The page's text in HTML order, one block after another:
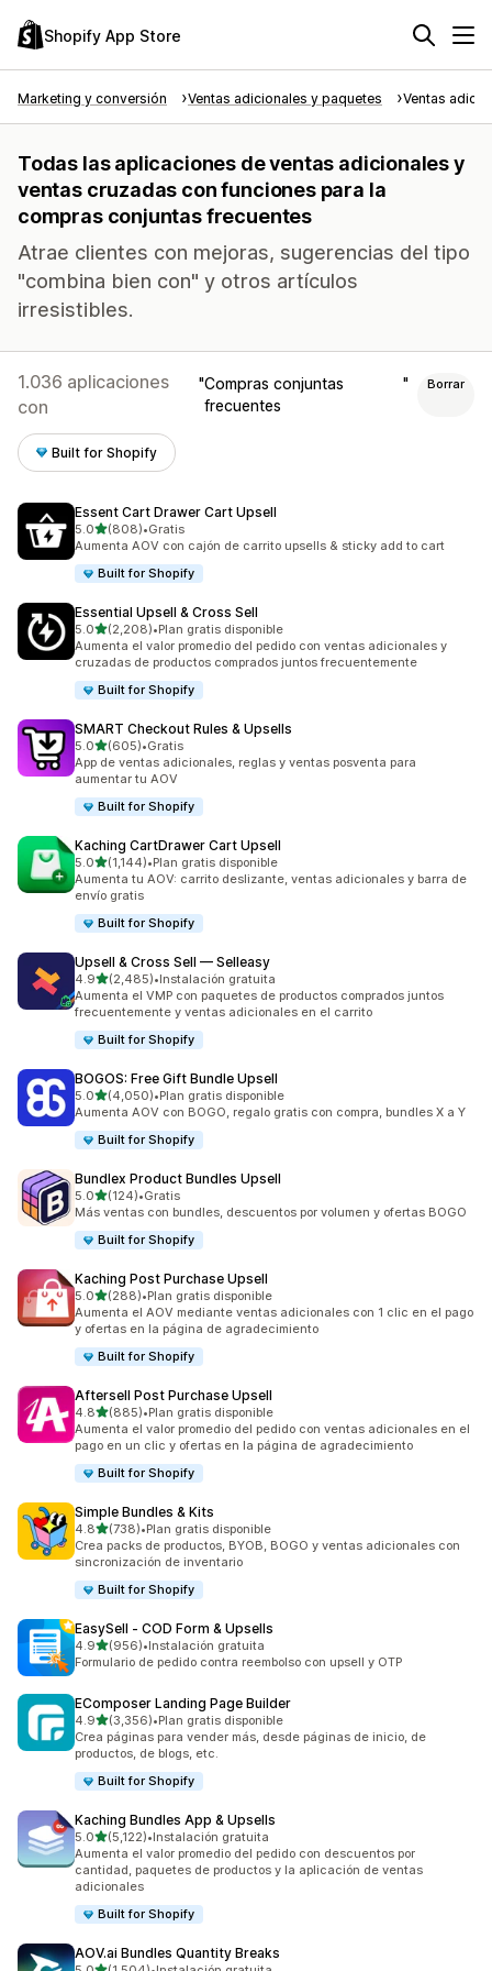
Shopify App Store
Marketing y conversión Ventas adicionales y paquetes Ventas
Todas las aplicaciones de ventas adicionales y
ventas cruzadas con funciones para la
compras conjuntas frecuentes
Atrae clientes con mejoras, sugerencias del tipo
"combina bien con" y otros artículos
irresistibles.
1.036 aplicaciones
con
Compras conjuntas
frecuentes
Borrar
Built for Shopify
Essent Cart Drawer Cart Upsell
5.0de 5 estrellas
(808)
808 reseñas en total
•Gratis
Aumenta AOV con cajón de carrito upsells & sticky add to cart
Built for Shopify
Essential Upsell & Cross Sell
5.0de 5 estrellas
(2,208)
2208 reseñas en total
•Plan gratis disponible
Aumenta el valor promedio del pedido con ventas adicionales y
cruzadas de productos comprados juntos frecuentemente
Built for Shopify
SMART Checkout Rules & Upsells
5.0de 5 estrellas
(605)
605 reseñas en total
•Gratis
App de ventas adicionales, reglas y ventas posventa para
aumentar tu AOV
Built for Shopify
Kaching CartDrawer Cart Upsell
5.0de 5 estrellas
(1,144)
1144 reseñas en total
•Plan gratis disponible
Aumenta tu AOV: carrito deslizante, ventas adicionales y barra de
envío gratis
Built for Shopify
Upsell & Cross Sell — Selleasy
4.9de 5 estrellas
(2,485)
2485 reseñas en total
•Instalación gratuita
Aumenta el VMP con paquetes de productos comprados juntos
frecuentemente y ventas adicionales en el carrito
Built for Shopify
BOGOS: Free Gift Bundle Upsell
5.0de 5 estrellas
(4,050)
4050 reseñas en total
•Plan gratis disponible
Aumenta AOV con BOGO, regalo gratis con compra, bundles X a Y
Built for Shopify
Bundlex Product Bundles Upsell
5.0de 5 estrellas
(124)
124 reseñas en total
•Gratis
Más ventas con bundles, descuentos por volumen y ofertas BOGO
Built for Shopify
Kaching Post Purchase Upsell
5.0de 5 estrellas
(288)
288 reseñas en total
•Plan gratis disponible
Aumenta el AOV mediante ventas adicionales con 1 clic en el pago
y ofertas en la página de agradecimiento
Built for Shopify
Aftersell Post Purchase Upsell
4.8de 5 estrellas
(885)
885 reseñas en total
•Plan gratis disponible
Aumenta el valor promedio del pedido con ventas adicionales en el
pago en un clic y ofertas en la página de agradecimiento
Built for Shopify
Simple Bundles & Kits
4.8de 5 estrellas
(738)
738 reseñas en total
•Plan gratis disponible
Crea packs de productos, BYOB, BOGO y ventas adicionales con
sincronización de inventario
Built for Shopify
EasySell ‑ COD Form & Upsells
4.9de 5 estrellas
(956)
956 reseñas en total
•Instalación gratuita
Formulario de pedido contra reembolso con upsell y OTP
EComposer Landing Page Builder
4.9de 5 estrellas
(3,356)
3356 reseñas en total
•Plan gratis disponible
Crea páginas para vender más, desde páginas de inicio, de
productos, de blogs, etc.
Built for Shopify
Kaching Bundles App & Upsells
5.0de 5 estrellas
(5,122)
5122 reseñas en total
•Instalación gratuita
Aumenta el valor promedio del pedido con descuentos por
cantidad, paquetes de productos y la aplicación de ventas
adicionales
Built for Shopify
AOV.ai Bundles Quantity Breaks